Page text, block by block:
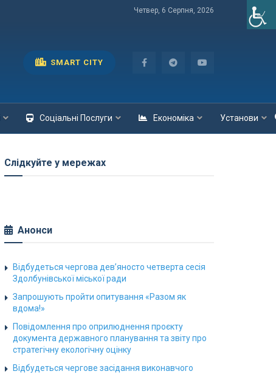
Четвер, 6 Серпня, 2026
SMART CITY
Соціальні Послуги Економіка Установи
Слідкуйте у мережах
Анонси
Відбудеться чергова дев’яносто четверта сесія
Здолбунівської міської ради
Запрошують пройти опитування «Разом як
вдома!»
Повідомлення про оприлюднення проєкту
документа державного планування та звіту про
стратегічну екологічну оцінку
Відбудеться чергове засідання виконавчого